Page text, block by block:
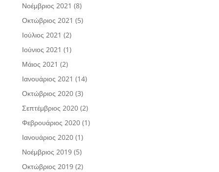
Νοέμβριος 2021 (8)
Οκτώβριος 2021 (5)
Ιούλιος 2021 (2)
Ιούνιος 2021 (1)
Μάιος 2021 (2)
Ιανουάριος 2021 (14)
Οκτώβριος 2020(3)
Σεπτέμβριος 2020(2)
Φεβρουάριος 2020(1)
Ιανουάριος 2020(1)
Νοέμβριος 2019(5)
Οκτώβριος 2019(2)